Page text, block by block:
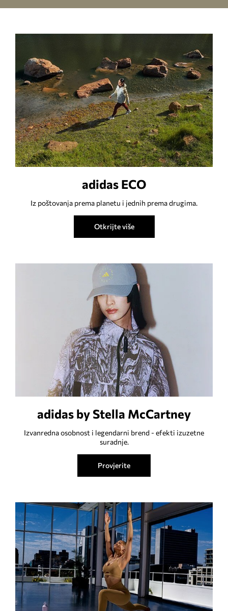
adidas ECO
Iz poštovanja prema planetu i jednih prema drugima.
Otkrijte više
adidas by Stella McCartney
Izvanredna osobnost i legendarni brend - efekti izuzetne
suradnje.
Provjerite